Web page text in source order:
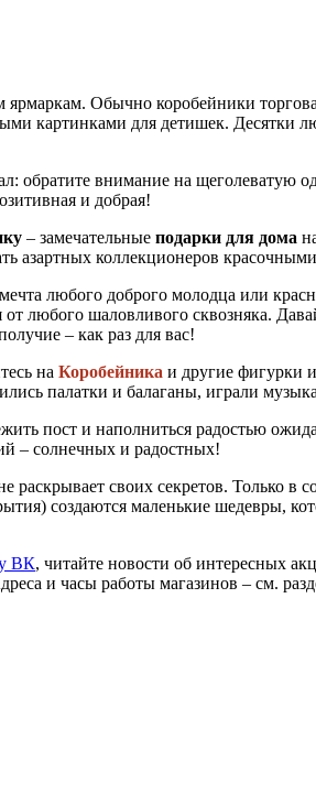
Обычно коробейники
картинками для детишек. Десятки
обратите внимание на щеголеватую
и добрая!
– замечательные подарки для дома
азартных коллекционеров
любого доброго молодца или
любого шаловливого сквозняка.
– как раз для вас!
на Коробейника и другие фигурки
палатки и балаганы, играли
пост и наполниться радостью
– солнечных и радостных!
своих секретов. Только
создаются маленькие шедевры,
ВК, читайте новости об интересных
и часы работы магазинов – см.